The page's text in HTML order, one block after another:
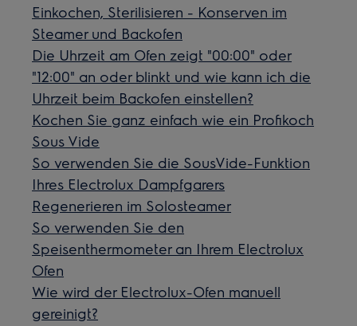
Einkochen, Sterilisieren - Konserven im
Steamer und Backofen
Die Uhrzeit am Ofen zeigt "00:00" oder
"12:00" an oder blinkt und wie kann ich die
Uhrzeit beim Backofen einstellen?
Kochen Sie ganz einfach wie ein Profikoch
Sous Vide
So verwenden Sie die SousVide-Funktion
Ihres Electrolux Dampfgarers
Regenerieren im Solosteamer
So verwenden Sie den
Speisenthermometer an Ihrem Electrolux
Ofen
Wie wird der Electrolux-Ofen manuell
gereinigt?